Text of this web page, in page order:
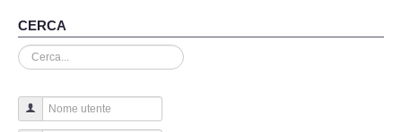
Perizia Cloud
Perizia E-mail
Perizia Truffa Banca e Online
CERCA
Cerca...
Nome utente